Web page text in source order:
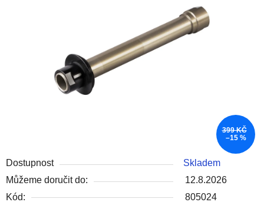
Dostupnost
Skladem
Můžeme doručit do:
12.8.2026
Kód:
805024
399 KČ
–15 %